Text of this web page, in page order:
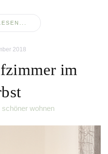
2018
im
schöner wohnen